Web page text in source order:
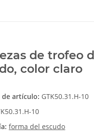
de trofeo
color claro
de artículo: GTK50.31.H-10
10
forma del escudo